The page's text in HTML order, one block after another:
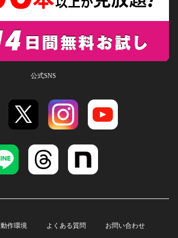
公式SNS
動作環境 よくある質問 お問い合わせ